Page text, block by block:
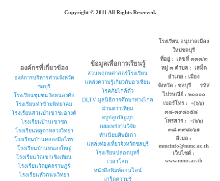
Copyright © 2011 All Rights Reserved.
องค์กรที่เกี่ยวข้อง
องค์การบริหารส่วนจังหวัด
ชลบุรี
โรงเรียนชุมชนวัดหนองค้อ
โรงเรียนท่าข้ามพิทยาคม
โรงเรียนสวนป่าเขาชะอางค์
โรงเรียนบ้านเขาซก
โรงเรียนพลูตาหลวงวิทยา
โรงเรียนบ้านคลองมือไทร
โรงเรียนบ้านหนองใหญ่
โรงเรียนวัดเขาเชิงเทียน
โรงเรียนวัดยุคลราษฎร์
โรงเรียนหัวถนนวิทยา
ข้อมูลเพื่อการเรียนรู้
สวนพฤกษศาสตร์โรงเรียน
แหล่งความรู้เกี่ยวกับอาเซียน
โรคภัยไกล้ตัว
DLTV มูลนิธิการศึกษาทางไกล
ผ่านดาวเทียม
ทรูปลูกปัญญา
เผยแพร่งานวิจัย
ทำเนียบศิษย์เก่า
แหล่งท่องเที่ยวจังหวัดชลบุรี
โรงเรียนปลอดบุหรี่
เวลาโลก
หนังสือพิมพ์ออนไลน์
เกร็ดความรู้
โรงเรียน อนุบาลเมือง
ใหม่ชลบุรี
ที่อยู่ : เลขที่ ๓๓๓/๓
หมู่ ๓ ตำบล : เสม็ด
อำเภอ : เมือง
จังหวัด : ชลบุรี รหัส
ไปรษณีย์ : ๒๐๐๐๐
เบอร์โทร : +(๖๖)
๓๘-๓๙๘๐๕๘
โทรสาร : +(๖๖)
๓๘-๓๙๘๐๖๑
อีเมล :
mmcinfo@mmc.ac.th
เว็บไซต์ :
www.mmc.ac.th